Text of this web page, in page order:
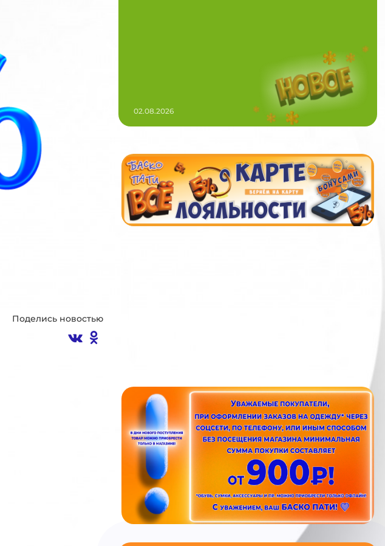
Поделись новостью
02.08.2026